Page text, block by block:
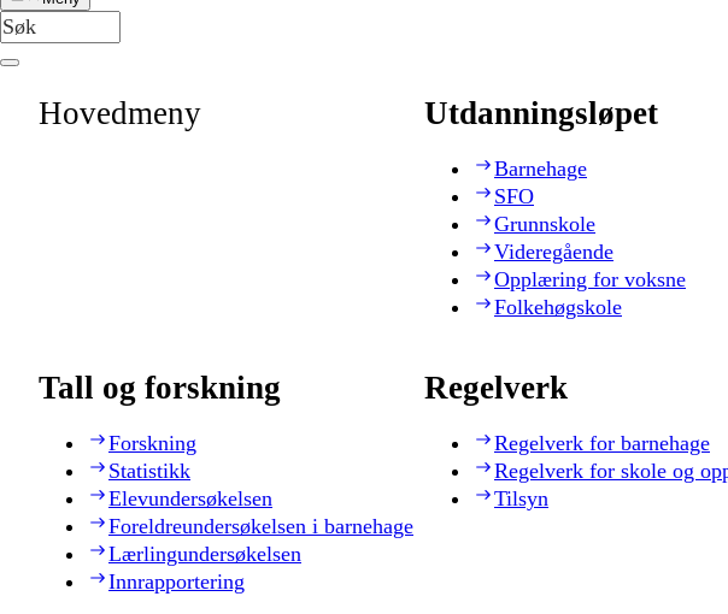
Hovedmeny Utdanningsløpet
Barnehage
SFO
Grunnskole
Videregående
Opplæring for voksne
Folkehøgskole
Tall og forskning
Forskning
Statistikk
Elevundersøkelsen
Foreldreundersøkelsen i barnehage
Lærlingundersøkelsen
Innrapportering
Regelverk
Regelverk for barnehage
Regelverk for skole og
Tilsyn